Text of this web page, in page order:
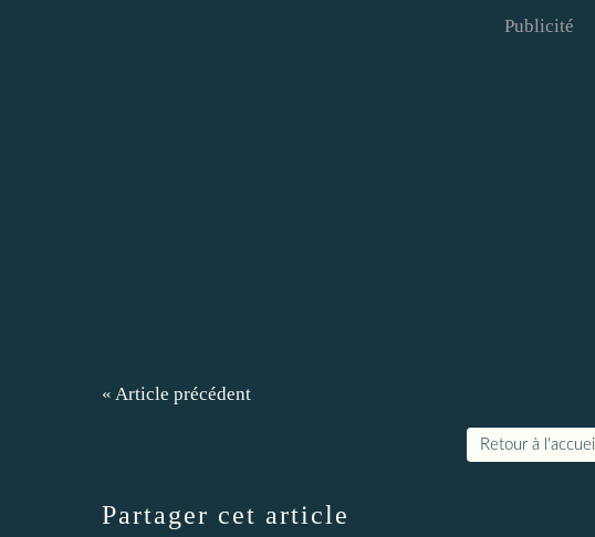
Publicité
« Article précédent
Retour à l'accueil
Partager cet article